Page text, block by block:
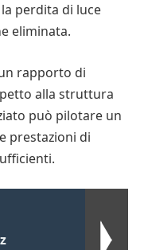
perdita di luce
eliminata.
rapporto di
alla struttura
può pilotare un
prestazioni di